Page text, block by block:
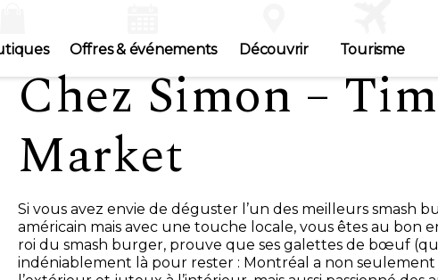
Offres & événements Découvrir Tourisme
Chez Simon –
Market
Si vous avez envie de déguster l’un des meilleurs smash
américain mais avec une touche locale, vous êtes au bon
roi du smash burger, prouve que ses galettes de bœuf
indéniablement là pour rester : Montréal a non